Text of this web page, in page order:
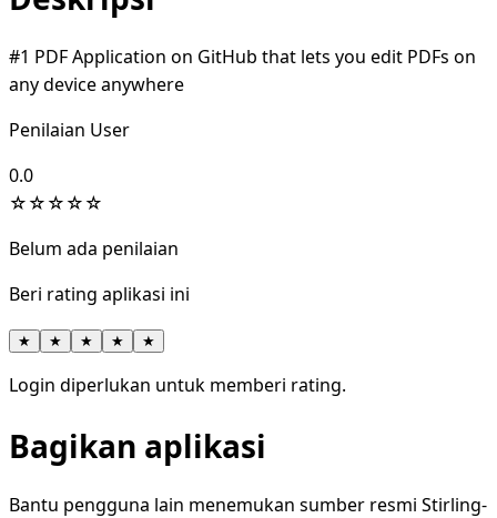
#1 PDF Application on GitHub that lets you edit PDFs on
any device anywhere
Penilaian User
0.0
☆☆☆☆☆
Belum ada penilaian
Beri rating aplikasi ini
★ ★ ★ ★ ★
Login diperlukan untuk memberi rating.
Bagikan aplikasi
Bantu pengguna lain menemukan sumber resmi Stirling-